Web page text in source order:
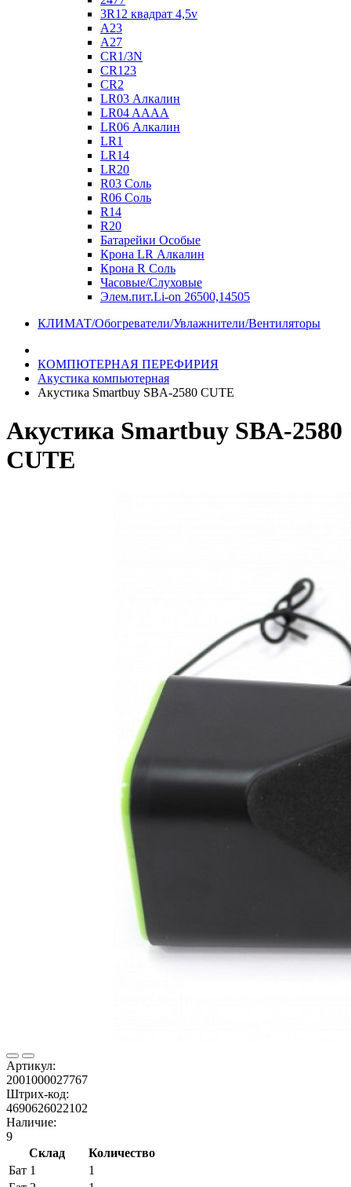
3R12 квадрат 4,5v
A23
A27
CR1/3N
CR123
CR2
LR03 Алкалин
LR04 AAAA
LR06 Алкалин
LR1
LR14
LR20
R03 Соль
R06 Соль
R14
R20
Батарейки Особые
Крона LR Алкалин
Крона R Соль
Часовые/Слуховые
Элем.пит.Li-on 26500,14505
КЛИМАТ/Обогреватели/Увлажнители/Вентиляторы
КОМПЮТЕРНАЯ ПЕРЕФИРИЯ
Акустика компьютерная
Aкустика Smartbuy SBA-2580 CUTE
Aкустика Smartbuy SBA-2580
CUTE
Артикул:
2001000027767
Штрих-код:
4690626022102
Наличие:
9
Склад
Количество
Бат 1
1